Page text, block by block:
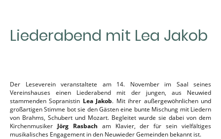
Liederabend mit Lea Jakob
Der Leseverein veranstaltete am 14. November im Saal seines
Vereinshauses einen Liederabend mit der jungen, aus Neuwied
stammenden Sopranistin Lea Jakob. Mit ihrer außergewöhnlichen und
großartigen Stimme bot sie den Gästen eine bunte Mischung mit Liedern
von Brahms, Schubert und Mozart. Begleitet wurde sie dabei von dem
Kirchenmusiker Jörg Rasbach am Klavier, der für sein vielfältiges
musikalisches Engagement in den Neuwieder Gemeinden bekannt ist.